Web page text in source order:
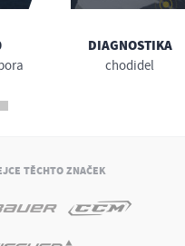
DIAGNOSTIKA
chodidel
TĚCHTO ZNAČEK